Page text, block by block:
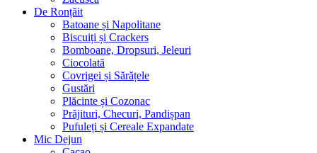
De Ronțăit
Batoane și Napolitane
Biscuiți și Crackers
Bomboane, Dropsuri, Jeleuri
Ciocolată
Covrigei și Sărățele
Gustări
Plăcinte și Cozonac
Prăjituri, Checuri, Pandișpan
Pufuleți și Cereale Expandate
Mic Dejun